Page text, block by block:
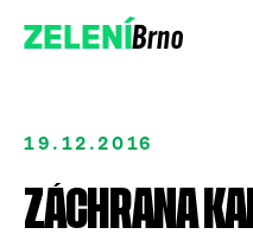
ZELENÍBrno
19.12.2016
ZÁCHRANA